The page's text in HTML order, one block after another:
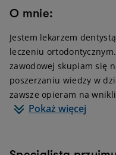
O mnie:
Jestem lekarzem
leczeniu
zawodowej skupiam się
poszerzaniu wiedzy w
zawsze opieram na
Pokaż więcej